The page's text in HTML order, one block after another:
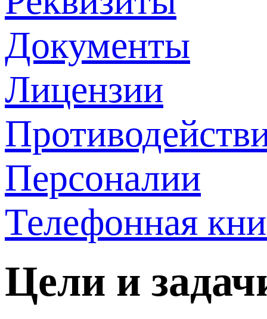
Документы
Лицензии
Персоналии
Телефонная
Цели и